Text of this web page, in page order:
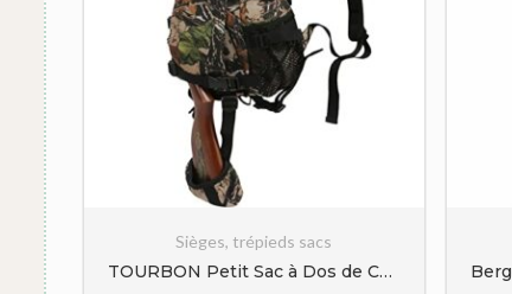
Sièges, trépieds sacs
TOURBON Petit Sac à Dos de Chasse Rusack avec Support pour Fusil – Camouflage